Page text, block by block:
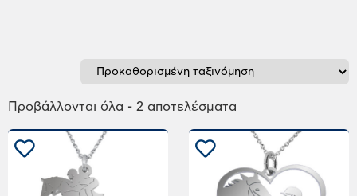
Προβάλλονται όλα - 2 αποτελέσματα